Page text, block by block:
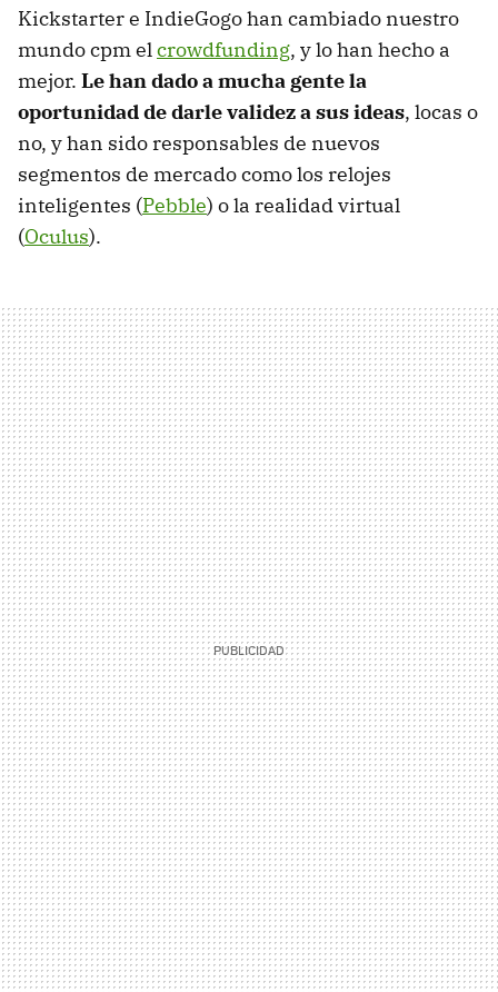
Kickstarter e IndieGogo han cambiado nuestro
mundo cpm elcrowdfunding, y lo han hecho a
mejor. Le han dado a mucha gente la
oportunidad de darle validez a sus ideas, locas o
no, y han sido responsables de nuevos
segmentos de mercado como los relojes
inteligentes (Pebble) o la realidad virtual
(Oculus).